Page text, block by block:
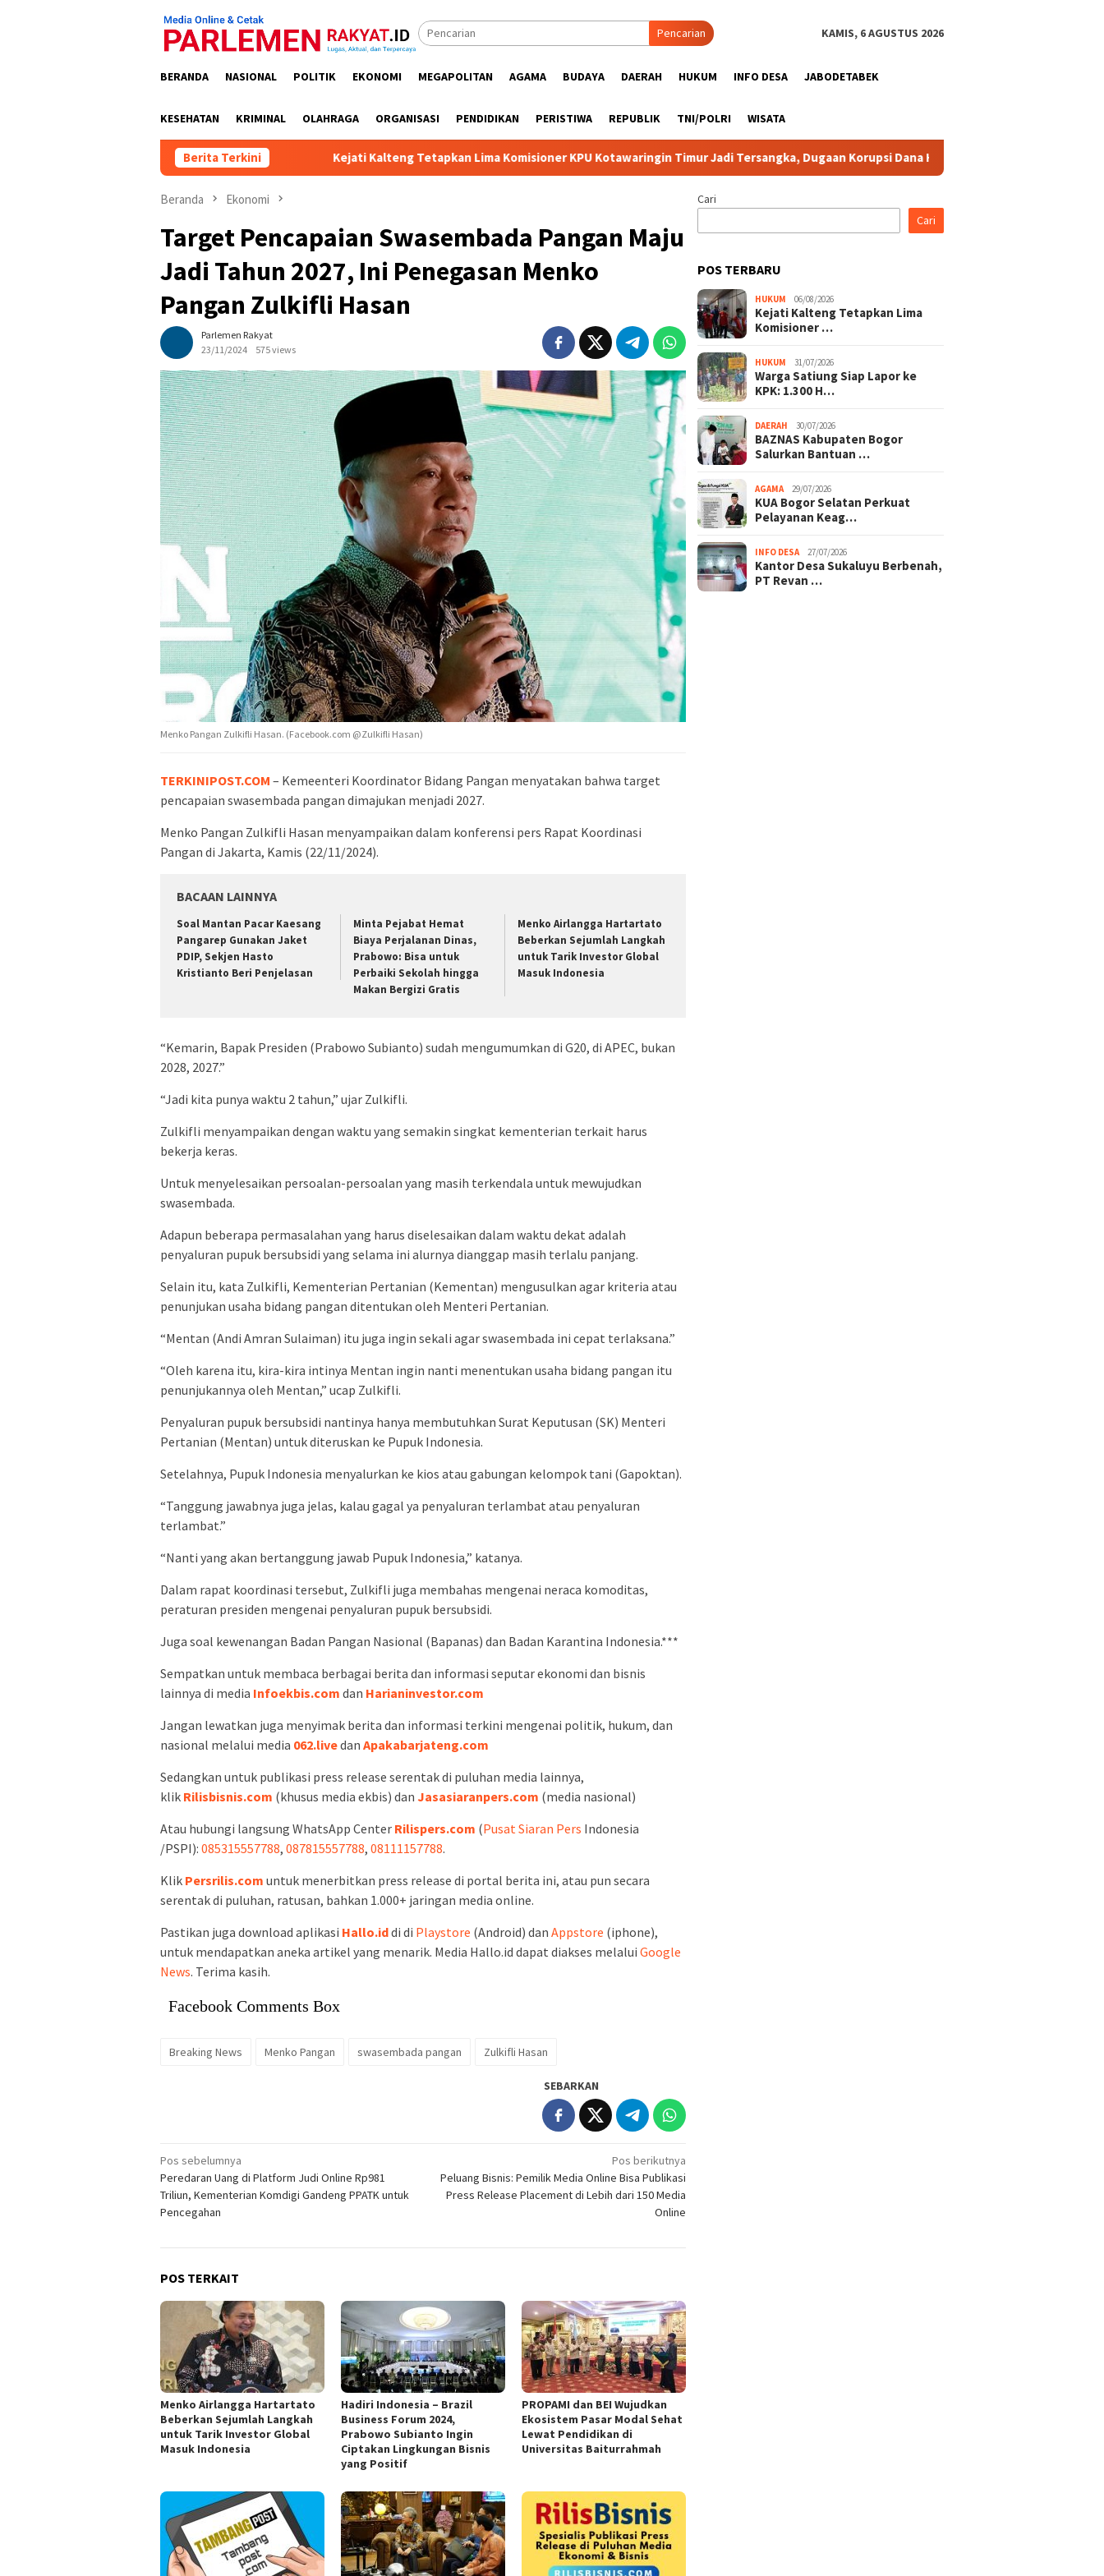
Pencarian KAMIS, 6 AGUSTUS 2026
BERANDA NASIONAL POLITIK EKONOMI MEGAPOLITAN AGAMA BUDAYA DAERAH HUKUM INFO DESA JABODETABEK
KESEHATAN KRIMINAL OLAHRAGA ORGANISASI PENDIDIKAN PERISTIWA REPUBLIK TNI/POLRI WISATA
Berita TerkiniKejati Kalteng Tetapkan Lima Komisioner KPU Kotawaringin Timur Jadi Tersangka, Dugaan Korupsi Dana Hibah Pilkada Rugikan Negara Sekitar Rp10 Miliar
Beranda Ekonomi
Target Pencapaian Swasembada Pangan Maju
Jadi Tahun 2027, Ini Penegasan Menko
Pangan Zulkifli Hasan
Parlemen Rakyat
23/11/2024
575 views
Menko Pangan Zulkifli Hasan. (Facebook.com @Zulkifli Hasan)
TERKINIPOST.COM – Kemeenteri Koordinator Bidang Pangan menyatakan bahwa target
pencapaian swasembada pangan dimajukan menjadi 2027.
Menko Pangan Zulkifli Hasan menyampaikan dalam konferensi pers Rapat Koordinasi
Pangan di Jakarta, Kamis (22/11/2024).
BACAAN LAINNYA
Soal Mantan Pacar Kaesang
Pangarep Gunakan Jaket
PDIP, Sekjen Hasto
Kristianto Beri Penjelasan
Minta Pejabat Hemat
Biaya Perjalanan Dinas,
Prabowo: Bisa untuk
Perbaiki Sekolah hingga
Makan Bergizi Gratis
Menko Airlangga Hartartato
Beberkan Sejumlah Langkah
untuk Tarik Investor Global
Masuk Indonesia
“Kemarin, Bapak Presiden (Prabowo Subianto) sudah mengumumkan di G20, di APEC, bukan
2028, 2027.”
“Jadi kita punya waktu 2 tahun,” ujar Zulkifli.
Zulkifli menyampaikan dengan waktu yang semakin singkat kementerian terkait harus
bekerja keras.
Untuk menyelesaikan persoalan-persoalan yang masih terkendala untuk mewujudkan
swasembada.
Adapun beberapa permasalahan yang harus diselesaikan dalam waktu dekat adalah
penyaluran pupuk bersubsidi yang selama ini alurnya dianggap masih terlalu panjang.
Selain itu, kata Zulkifli, Kementerian Pertanian (Kementan) mengusulkan agar kriteria atau
penunjukan usaha bidang pangan ditentukan oleh Menteri Pertanian.
“Mentan (Andi Amran Sulaiman) itu juga ingin sekali agar swasembada ini cepat terlaksana.”
“Oleh karena itu, kira-kira intinya Mentan ingin nanti menentukan usaha bidang pangan itu
penunjukannya oleh Mentan,” ucap Zulkifli.
Penyaluran pupuk bersubsidi nantinya hanya membutuhkan Surat Keputusan (SK) Menteri
Pertanian (Mentan) untuk diteruskan ke Pupuk Indonesia.
Setelahnya, Pupuk Indonesia menyalurkan ke kios atau gabungan kelompok tani (Gapoktan).
“Tanggung jawabnya juga jelas, kalau gagal ya penyaluran terlambat atau penyaluran
terlambat.”
“Nanti yang akan bertanggung jawab Pupuk Indonesia,” katanya.
Dalam rapat koordinasi tersebut, Zulkifli juga membahas mengenai neraca komoditas,
peraturan presiden mengenai penyaluran pupuk bersubsidi.
Juga soal kewenangan Badan Pangan Nasional (Bapanas) dan Badan Karantina Indonesia.***
Sempatkan untuk membaca berbagai berita dan informasi seputar ekonomi dan bisnis
lainnya di media Infoekbis.com dan Harianinvestor.com
Jangan lewatkan juga menyimak berita dan informasi terkini mengenai politik, hukum, dan
nasional melalui media 062.livedan Apakabarjateng.com
Sedangkan untuk publikasi press release serentak di puluhan media lainnya,
klik Rilisbisnis.com (khusus media ekbis) dan Jasasiaranpers.com (media nasional)
Atau hubungi langsung WhatsApp Center Rilispers.com (Pusat Siaran Pers Indonesia
/PSPI): 085315557788, 087815557788, 08111157788.
Klik Persrilis.com untuk menerbitkan press release di portal berita ini, atau pun secara
serentak di puluhan, ratusan, bahkan 1.000+ jaringan media online.
Pastikan juga download aplikasi Hallo.iddi di Playstore (Android) dan Appstore (iphone),
untuk mendapatkan aneka artikel yang menarik. Media Hallo.id dapat diakses melalui Google
News. Terima kasih.
Facebook Comments Box
Breaking News Menko Pangan swasembada pangan Zulkifli Hasan
SEBARKAN
Navigasi
pos
Pos sebelumnya
Peredaran Uang di Platform Judi Online Rp981
Triliun, Kementerian Komdigi Gandeng PPATK untuk
Pencegahan
Pos berikutnya
Peluang Bisnis: Pemilik Media Online Bisa Publikasi
Press Release Placement di Lebih dari 150 Media
Online
POS TERKAIT
Menko Airlangga Hartartato
Beberkan Sejumlah Langkah
untuk Tarik Investor Global
Masuk Indonesia
Hadiri Indonesia – Brazil
Business Forum 2024,
Prabowo Subianto Ingin
Ciptakan Lingkungan Bisnis
yang Positif
PROPAMI dan BEI Wujudkan
Ekosistem Pasar Modal Sehat
Lewat Pendidikan di
Universitas Baiturrahmah
Cari
Cari
POS TERBARU
HUKUM 06/08/2026
Kejati Kalteng Tetapkan Lima
Komisioner …
HUKUM 31/07/2026
Warga Satiung Siap Lapor ke
KPK: 1.300 H…
DAERAH 30/07/2026
BAZNAS Kabupaten Bogor
Salurkan Bantuan …
AGAMA 29/07/2026
KUA Bogor Selatan Perkuat
Pelayanan Keag…
INFO DESA 27/07/2026
Kantor Desa Sukaluyu Berbenah,
PT Revan …